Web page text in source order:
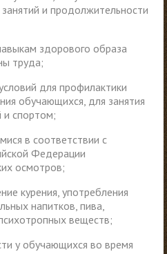
и продолжительности
здорового образа
труда;
для профилактики
обучающихся, для занятия
и спортом;
в соответствии с
Федерации
осмотров;
курения, употребления
напитков, пива,
веществ;
у обучающихся во время